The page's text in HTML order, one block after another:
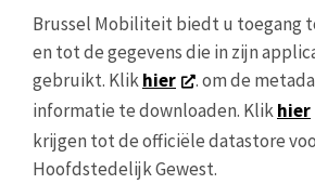
Brussel Mobiliteit biedt u toegang
en tot de gegevens die in zijn
gebruikt. Klikhier
. om de
informatie te downloaden. Klikhier
krijgen tot de officiële datastore
Hoofdstedelijk Gewest.